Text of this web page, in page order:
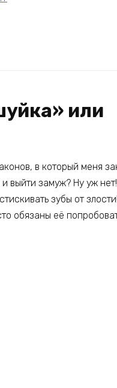
или
в который меня
выйти замуж? Ну уж
зубы от
обязаны её